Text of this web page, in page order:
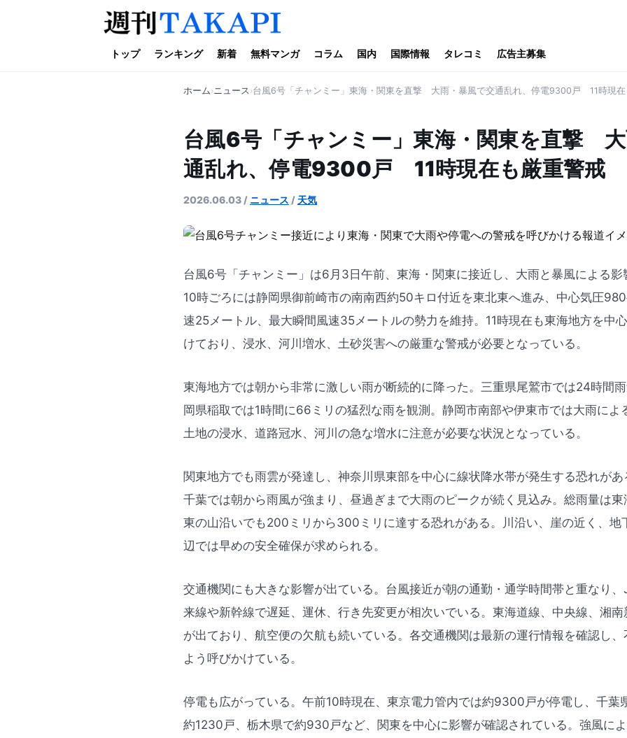
トップ ランキング 新着 無料マンガ コラム 国内 国際情報 タレコミ 広告主募集
ホーム ニュース 台風6号「チャンミー」東海・関東を直撃 大雨・暴風で交通乱れ、停電9300戸 11時現在
台風6号「チャンミー」東海・関東を直撃
通乱れ、停電9300戸 11時現在も厳重警戒
2026.06.03 / ニュース / 天気
台風6号「チャンミー」は6月3日午前、東海・関東に接近し、大雨と暴風による
10時ごろには静岡県御前崎市の南南西約50キロ付近を東北東へ進み、中心気圧
速25メートル、最大瞬間風速35メートルの勢力を維持。11時現在も東海地方を中
けており、浸水、河川増水、土砂災害への厳重な警戒が必要となっている。
東海地方では朝から非常に激しい雨が断続的に降った。三重県尾鷲市では24時間
岡県稲取では1時間に66ミリの猛烈な雨を観測。静岡市南部や伊東市では大雨によ
土地の浸水、道路冠水、河川の急な増水に注意が必要な状況となっている。
関東地方でも雨雲が発達し、神奈川県東部を中心に線状降水帯が発生する恐れが
千葉では朝から雨風が強まり、昼過ぎまで大雨のピークが続く見込み。総雨量は
東の山沿いでも200ミリから300ミリに達する恐れがある。川沿い、崖の近く、地
辺では早めの安全確保が求められる。
交通機関にも大きな影響が出ている。台風接近が朝の通勤・通学時間帯と重なり
来線や新幹線で遅延、運休、行き先変更が相次いでいる。東海道線、中央線、湘
が出ており、航空便の欠航も続いている。各交通機関は最新の運行情報を確認し
よう呼びかけている。
停電も広がっている。午前10時現在、東京電力管内では約9300戸が停電し、千
約1230戸、栃木県で約930戸など、関東を中心に影響が確認されている。強風に